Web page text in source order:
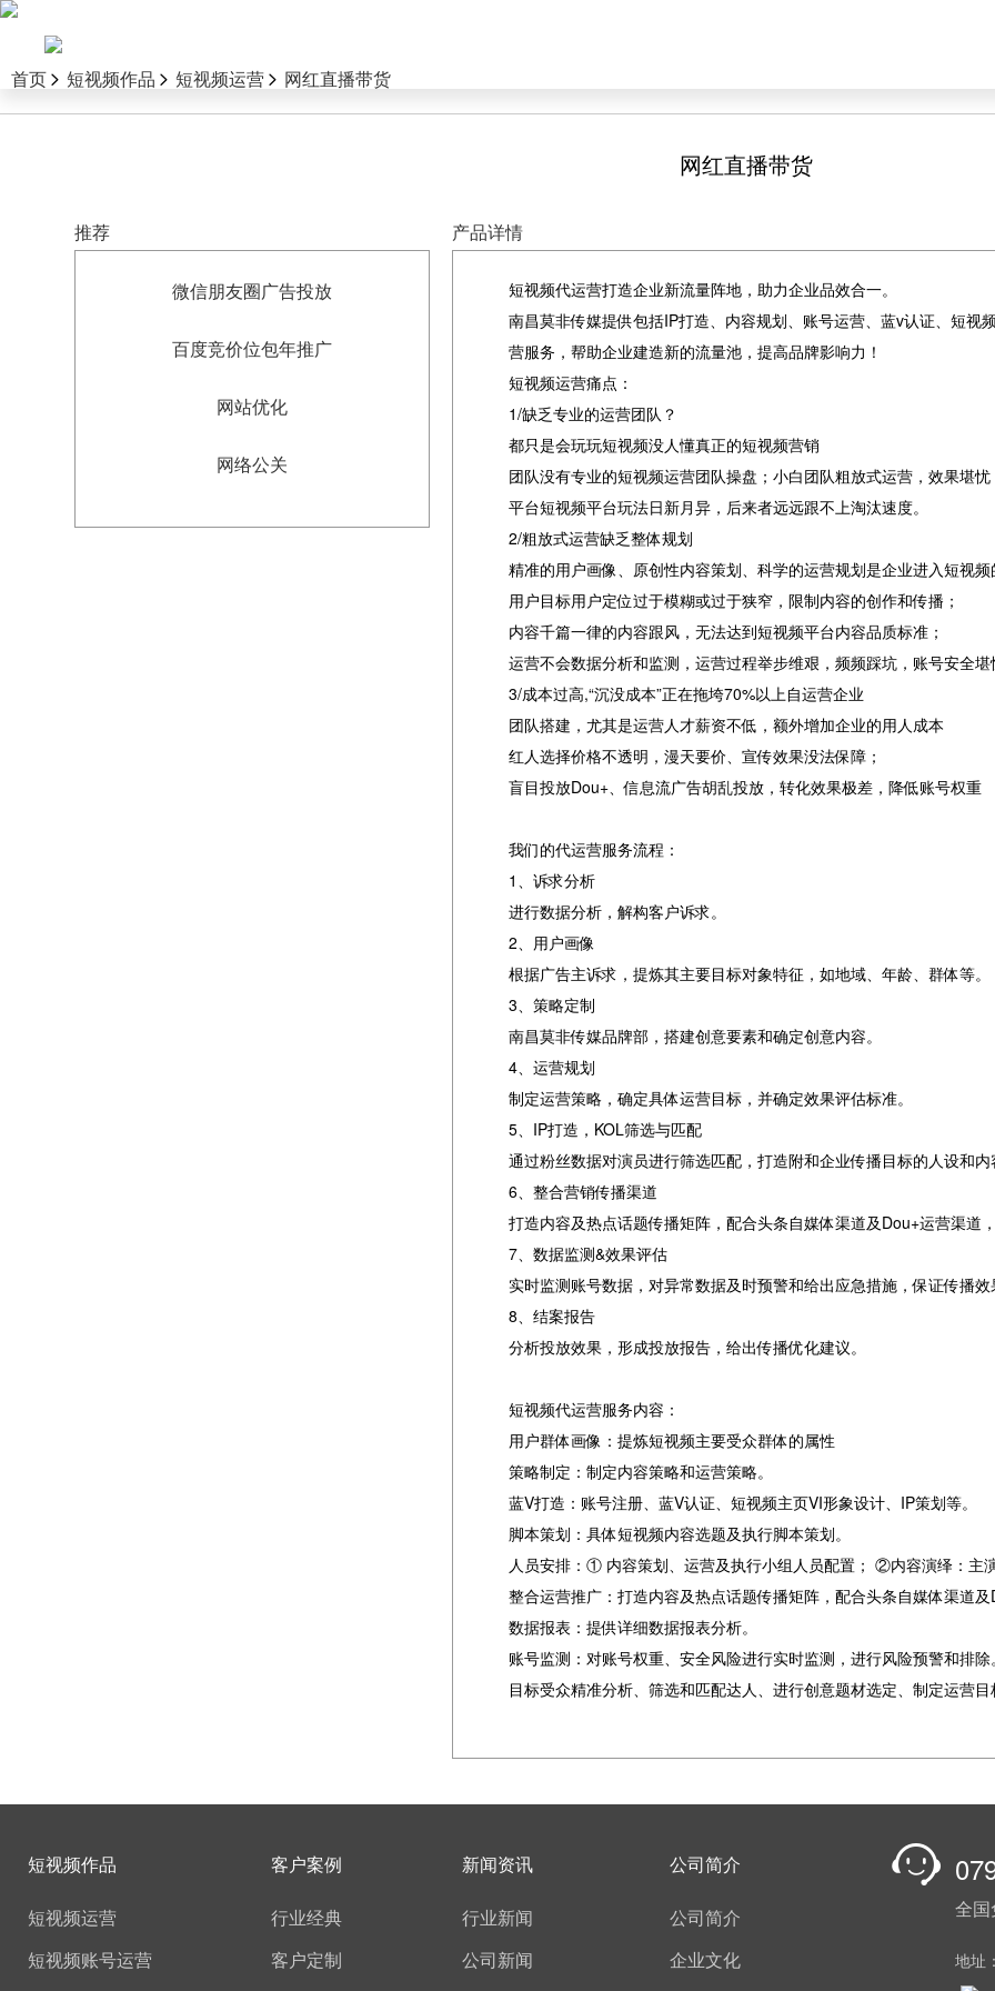
首页
短视频作品 短视频运营 网红直播带货
网红直播带货
推荐
微信朋友圈广告投放
百度竞价位包年推广
网站优化
网络公关
产品详情
短视频代运营打造企业新流量阵地，助力企业品效合一。
南昌莫非传媒提供包括IP打造、内容规划、账号运营、蓝v认证、短视
营服务，帮助企业建造新的流量池，提高品牌影响力！
短视频运营痛点：
1/缺乏专业的运营团队？
都只是会玩玩短视频没人懂真正的短视频营销
团队没有专业的短视频运营团队操盘；小白团队粗放式运营，效果堪忧
平台短视频平台玩法日新月异，后来者远远跟不上淘汰速度。
2/粗放式运营缺乏整体规划
精准的用户画像、原创性内容策划、科学的运营规划是企业进入短视频
用户目标用户定位过于模糊或过于狭窄，限制内容的创作和传播；
内容千篇一律的内容跟风，无法达到短视频平台内容品质标准；
运营不会数据分析和监测，运营过程举步维艰，频频踩坑，账号安全堪
3/成本过高,“沉没成本”正在拖垮70%以上自运营企业
团队搭建，尤其是运营人才薪资不低，额外增加企业的用人成本
红人选择价格不透明，漫天要价、宣传效果没法保障；
盲目投放Dou+、信息流广告胡乱投放，转化效果极差，降低账号权重
我们的代运营服务流程：
1、诉求分析
进行数据分析，解构客户诉求。
2、用户画像
根据广告主诉求，提炼其主要目标对象特征，如地域、年龄、群体等。
3、策略定制
南昌莫非传媒品牌部，搭建创意要素和确定创意内容。
4、运营规划
制定运营策略，确定具体运营目标，并确定效果评估标准。
5、IP打造，KOL筛选与匹配
通过粉丝数据对演员进行筛选匹配，打造附和企业传播目标的人设和内
6、整合营销传播渠道
打造内容及热点话题传播矩阵，配合头条自媒体渠道及Dou+运营渠道
7、数据监测&效果评估
实时监测账号数据，对异常数据及时预警和给出应急措施，保证传播效
8、结案报告
分析投放效果，形成投放报告，给出传播优化建议。
短视频代运营服务内容：
用户群体画像：提炼短视频主要受众群体的属性
策略制定：制定内容策略和运营策略。
蓝V打造：账号注册、蓝V认证、短视频主页VI形象设计、IP策划等。
脚本策划：具体短视频内容选题及执行脚本策划。
人员安排：① 内容策划、运营及执行小组人员配置； ②内容演绎：主
整合运营推广：打造内容及热点话题传播矩阵，配合头条自媒体渠道
数据报表：提供详细数据报表分析。
账号监测：对账号权重、安全风险进行实时监测，进行风险预警和排除。
目标受众精准分析、筛选和匹配达人、进行创意题材选定、制定运营
短视频作品
短视频运营
短视频账号运营
客户案例
行业经典
客户定制
新闻资讯
行业新闻
公司新闻
公司简介
公司简介
企业文化
全
地址